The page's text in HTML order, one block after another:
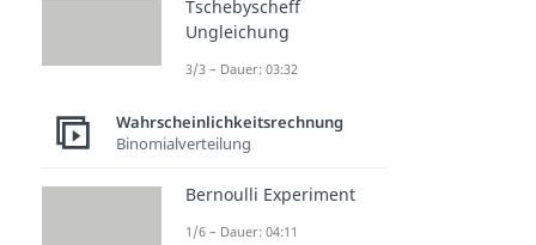
Tschebyscheff
Ungleichung
3/3 – Dauer: 03:32
Wahrscheinlichkeitsrechnung
Binomialverteilung
Bernoulli Experiment
1/6 – Dauer: 04:11